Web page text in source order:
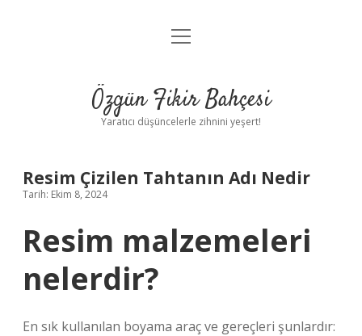
Anasayfa
Yasal Uyarı
menüyü
Özgün Fikir Bahçesi
Yaratıcı düşüncelerle zihnini yeşert!
Resim Çizilen Tahtanın Adı Nedir
Tarih: Ekim 8, 2024
Resim malzemeleri
nelerdir?
En sık kullanılan boyama araç ve gereçleri şunlardır: